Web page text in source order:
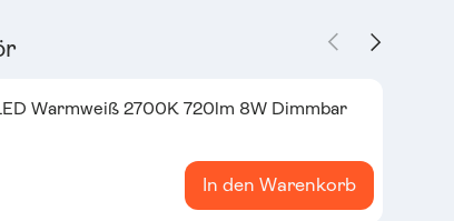
VorherigeNächste
Warmweiß 2700K 720lm 8W Dimmbar
In den Warenkorb